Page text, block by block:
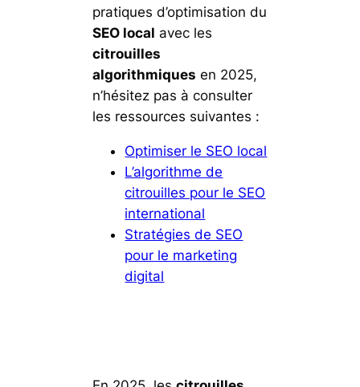
pratiques d’optimisation du
SEO local avec les
citrouilles
algorithmiques en 2025,
n’hésitez pas à consulter
les ressources suivantes :
Optimiser le SEO local
L’algorithme de
citrouilles pour le SEO
international
Stratégies de SEO
pour le marketing
digital